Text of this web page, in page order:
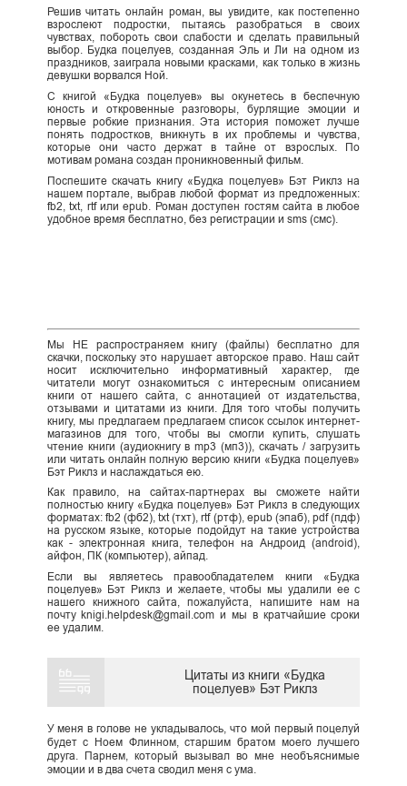
Решив читать онлайн роман, вы увидите, как постепенно
взрослеют подростки, пытаясь разобраться в своих
чувствах, побороть свои слабости и сделать правильный
выбор. Будка поцелуев, созданная Эль и Ли на одном из
праздников, заиграла новыми красками, как только в жизнь
девушки ворвался Ной.
С книгой «Будка поцелуев» вы окунетесь в беспечную
юность и откровенные разговоры, бурлящие эмоции и
первые робкие признания. Эта история поможет лучше
понять подростков, вникнуть в их проблемы и чувства,
которые они часто держат в тайне от взрослых. По
мотивам романа создан проникновенный фильм.
Поспешите скачать книгу «Будка поцелуев» Бэт Риклз на
нашем портале, выбрав любой формат из предложенных:
fb2, txt, rtf или epub. Роман доступен гостям сайта в любое
удобное время бесплатно, без регистрации и sms (смс).
Мы НЕ распространяем книгу (файлы) бесплатно для
скачки, поскольку это нарушает авторское право. Наш сайт
носит исключительно информативный характер, где
читатели могут ознакомиться с интересным описанием
книги от нашего сайта, с аннотацией от издательства,
отзывами и цитатами из книги. Для того чтобы получить
книгу, мы предлагаем предлагаем список ссылок интернет-
магазинов для того, чтобы вы смогли купить, слушать
чтение книги (аудиокнигу в mp3 (мп3)), скачать / загрузить
или читать онлайн полную версию книги «Будка поцелуев»
Бэт Риклз и наслаждаться ею.
Как правило, на сайтах-партнерах вы сможете найти
полностью книгу «Будка поцелуев» Бэт Риклз в следующих
форматах: fb2 (фб2), txt (тхт), rtf (ртф), epub (эпаб), pdf (пдф)
на русском языке, которые подойдут на такие устройства
как - электронная книга, телефон на Андроид (android),
айфон, ПК (компьютер), айпад.
Если вы являетесь правообладателем книги «Будка
поцелуев» Бэт Риклз и желаете, чтобы мы удалили ее с
нашего книжного сайта, пожалуйста, напишите нам на
почту knigi.helpdesk@gmail.com и мы в кратчайшие сроки
ее удалим.
Цитаты из книги «Будка
поцелуев» Бэт Риклз
У меня в голове не укладывалось, что мой первый поцелуй
будет с Ноем Флинном, старшим братом моего лучшего
друга. Парнем, который вызывал во мне необъяснимые
эмоции и в два счета сводил меня с ума.